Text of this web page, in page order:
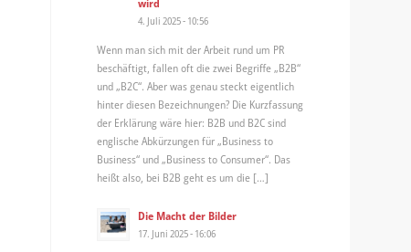
wird
4. Juli 2025 - 10:56
Wenn man sich mit der Arbeit rund um PR
beschäftigt, fallen oft die zwei Begriffe „B2B“
und „B2C“. Aber was genau steckt eigentlich
hinter diesen Bezeichnungen? Die Kurzfassung
der Erklärung wäre hier: B2B und B2C sind
englische Abkürzungen für „Business to
Business“ und „Business to Consumer“. Das
heißt also, bei B2B geht es um die […]
Die Macht der Bilder
17. Juni 2025 - 16:06